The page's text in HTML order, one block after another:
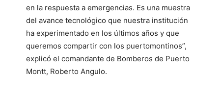
en la respuesta a emergencias. Es una muestra
del avance tecnológico que nuestra institución
ha experimentado en los últimos años y que
queremos compartir con los puertomontinos”,
explicó el comandante de Bomberos de Puerto
Montt, Roberto Angulo.